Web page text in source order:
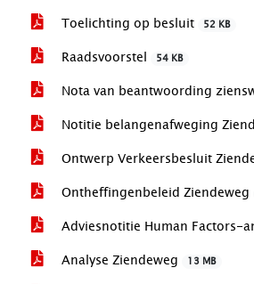
Toelichting op besluit 52 KB
Raadsvoorstel 54 KB
Nota van beantwoording
Notitie belangenafweging
Ontwerp Verkeersbesluit
Ontheffingenbeleid Ziendeweg
Adviesnotitie Human Factors-
Analyse Ziendeweg 13 MB